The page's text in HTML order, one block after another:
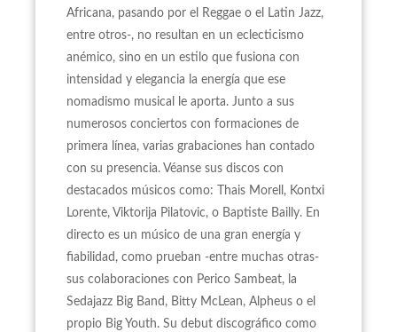
Africana, pasando por el Reggae o el Latin Jazz,
entre otros-, no resultan en un eclecticismo
anémico, sino en un estilo que fusiona con
intensidad y elegancia la energía que ese
nomadismo musical le aporta. Junto a sus
numerosos conciertos con formaciones de
primera línea, varias grabaciones han contado
con su presencia. Véanse sus discos con
destacados músicos como: Thais Morell, Kontxi
Lorente, Viktorija Pilatovic, o Baptiste Bailly. En
directo es un músico de una gran energía y
fiabilidad, como prueban -entre muchas otras-
sus colaboraciones con Perico Sambeat, la
Sedajazz Big Band, Bitty McLean, Alpheus o el
propio Big Youth. Su debut discográfico como